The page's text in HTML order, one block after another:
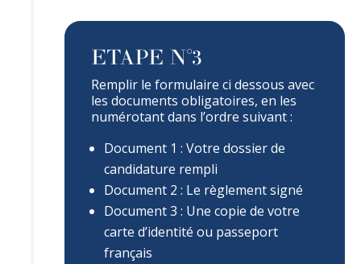
ETAPE N°3
Remplir le formulaire ci dessous avec
les documents obligatoires, en les
numérotant dans l’ordre suivant :
Document 1 : Votre dossier de
candidature rempli
Document 2 : Le règlement signé
Document 3 : Une copie de votre
carte d’identité ou passeport
français